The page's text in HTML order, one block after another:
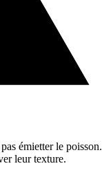
émietter le poisson.
leur texture.